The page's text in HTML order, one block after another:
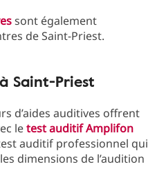
sont également
de Saint-Priest.
Saint-Priest
d’aides auditives offrent
letest auditif Amplifon
auditif professionnel qui
dimensions de l’audition